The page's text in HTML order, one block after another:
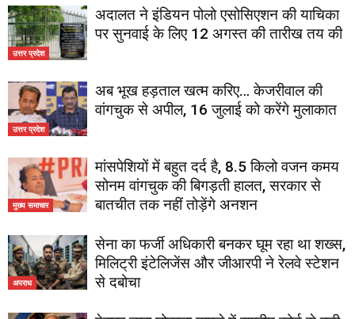
उत्तर प्रदेश
अदालत ने इंडियन पोलो एसोसिएशन की याचिका
पर सुनवाई के लिए 12 अगस्त की तारीख तय की
उत्तर प्रदेश
अब भूख हड़ताल खत्म करिए… केजरीवाल की
वांगचुक से अपील, 16 जुलाई को करेंगे मुलाकात
मुख्य समाचार
मांसपेशियों में बहुत दर्द है, 8.5 किलो वजन कमय
सोनम वांगचुक की बिगड़ती हालत, सरकार से
बातचीत तक नहीं तोड़ेंगे अनशन
अपराध
सेना का फर्जी अधिकारी बनकर घूम रहा था शख्स,
मिलिट्री इंटेलिजेंस और जीआरपी ने रेलवे स्टेशन
से दबोचा